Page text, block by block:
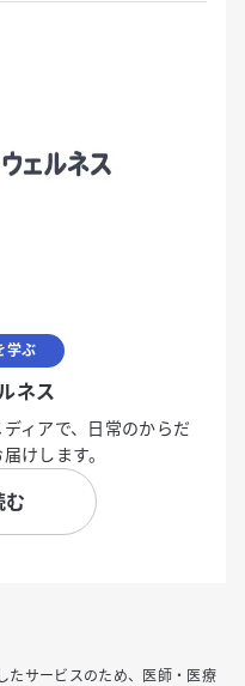
学ぶ
ネス
ィアで、日常のからだ
けします。
む
たサービスのため、医師・医療